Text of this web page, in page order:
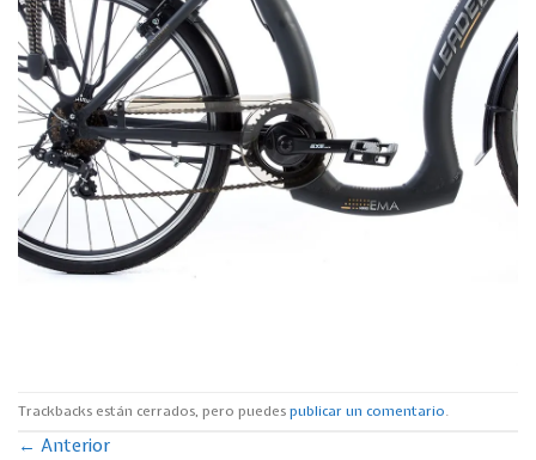
Trackbacks están cerrados, pero puedespublicar un comentario.
← Anterior